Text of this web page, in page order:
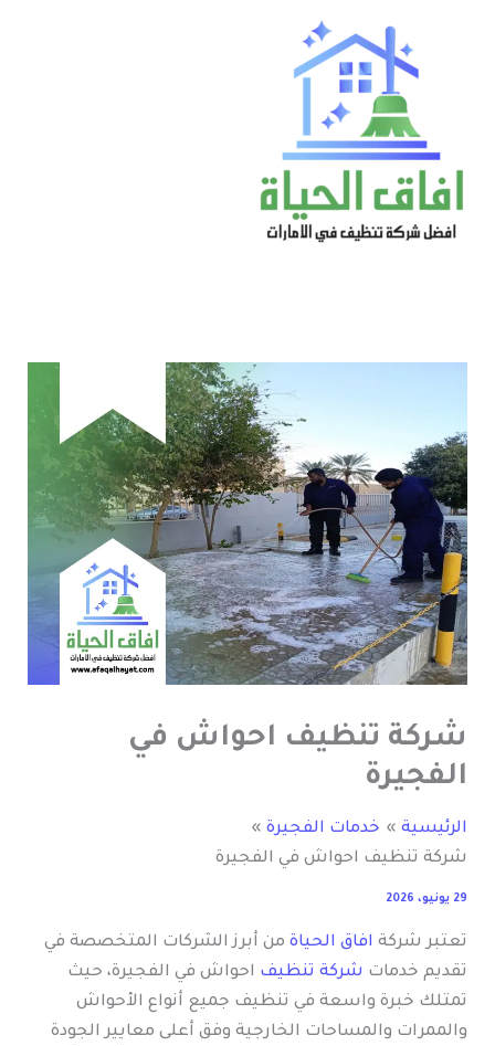
شركة تنظيف احواش في
الفجيرة
الرئيسية
خدمات الفجيرة
شركة تنظيف احواش في الفجيرة
29 يونيو، 2026
تعتبر شركة افاق الحياة من أبرز الشركات المتخصصة في
تقديم خدمات شركة تنظيف احواش في الفجيرة، حيث
تمتلك خبرة واسعة في تنظيف جميع أنواع الأحواش
والممرات والمساحات الخارجية وفق أعلى معايير الجودة